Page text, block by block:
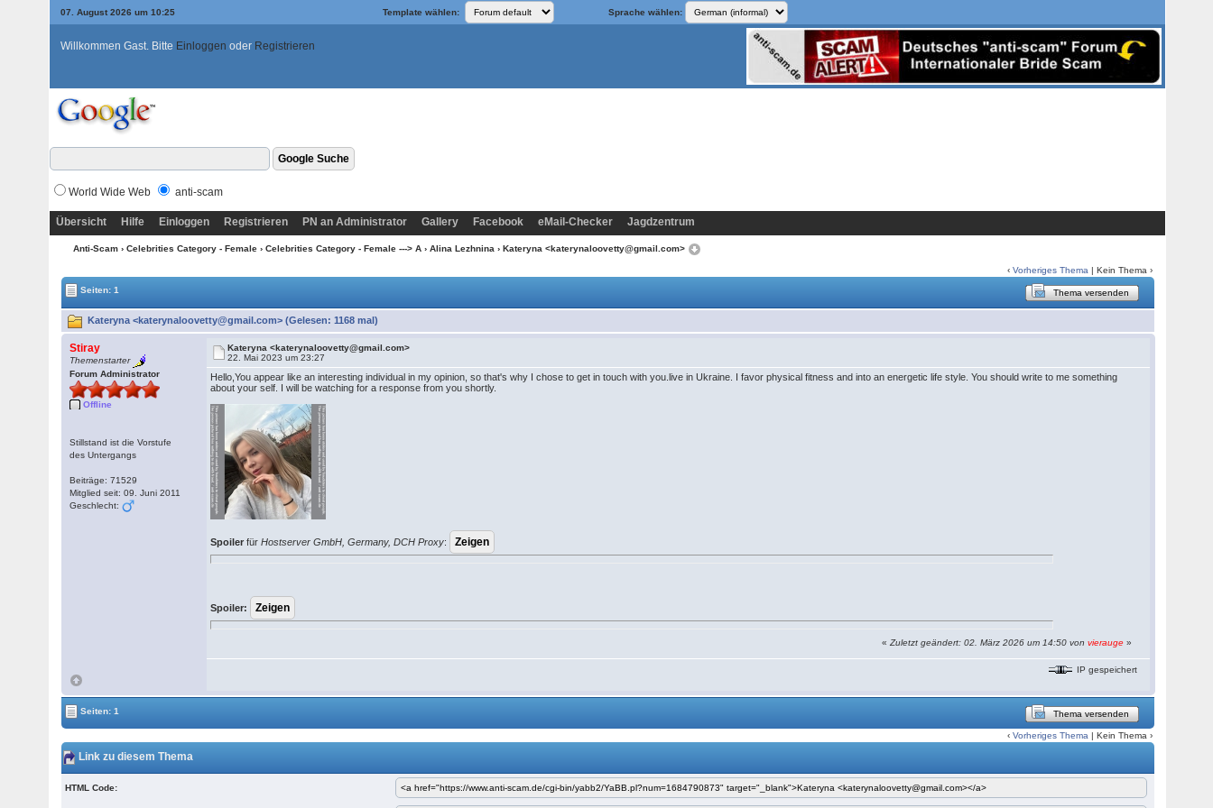
07. August 2026 um 10:25 Template wählen: Sprache wählen:
Willkommen Gast. Bitte Einloggen oder Registrieren
World Wide Web anti-scam
Übersicht Hilfe Einloggen Registrieren PN an Administrator Gallery Facebook eMail-Checker Jagdzentrum
Anti-Scam › Celebrities Category - Female › Celebrities Category - Female ---> A › Alina Lezhnina › Kateryna <katerynaloovetty@gmail.com>
‹Vorheriges Thema | Kein Thema ›
Seiten: 1
Thema versenden
Kateryna <katerynaloovetty@gmail.com> (Gelesen: 1168 mal)
Stiray
Themenstarter
Forum Administrator
Offline
Stillstand ist die Vorstufe
des Untergangs
Beiträge: 71529
Mitglied seit: 09. Juni 2011
Geschlecht:
Kateryna <katerynaloovetty@gmail.com>
22. Mai 2023 um 23:27
Hello,You appear like an interesting individual in my opinion, so that's why I chose to get in touch with you.live in Ukraine. I favor physical fitness and into an energetic life style. You should write to me something
about your self. I will be watching for a response from you shortly.
Spoiler fürHostserver GmbH, Germany, DCH Proxy:
Spoiler:
«Zuletzt geändert: 02. März 2026 um 14:50 vonvierauge »
IP gespeichert
Seiten: 1 Thema versenden
‹Vorheriges Thema | Kein Thema ›
Link zu diesem Thema
HTML Code: